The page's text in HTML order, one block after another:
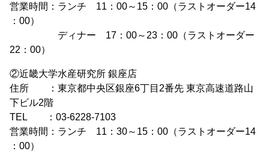
営業時間：ランチ 11：00～15：00（ラストオーダー14
：00）
ディナー 17：00～23：00（ラストオーダー
22：00）
②近畿大学水産研究所 銀座店
住所 ：東京都中央区銀座6丁目2番先 東京高速道路山
下ビル2階
TEL ：03-6228-7103
営業時間：ランチ 11：30～15：00（ラストオーダー14
：00）